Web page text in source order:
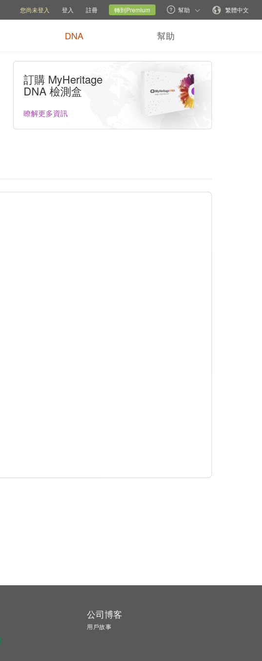
目前網站更改語言
您尚未登入 登入 註冊 轉到Premium 幫助 繁體中文
DNA 幫助
訂購 MyHeritage
DNA 檢測盒
瞭解更多資訊
公司博客
用戶故事